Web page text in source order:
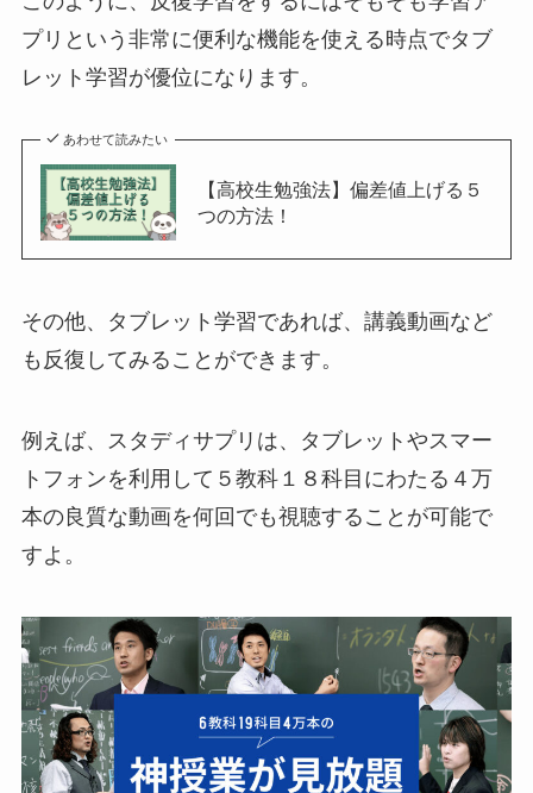
プリという非常に便利な機能を使える時点でタブ
レット学習が優位になります。
あわせて読みたい
【高校生勉強法】偏差値上げる５
つの方法！
その他、タブレット学習であれば、講義動画など
も反復してみることができます。
例えば、スタディサプリは、タブレットやスマー
トフォンを利用して５教科１８科目にわたる４万
本の良質な動画を何回でも視聴することが可能で
すよ。